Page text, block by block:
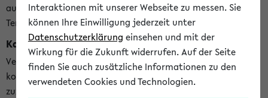
auswählen möchten. Bitte beachten Sie auch die weiteren
Termine imKalender der Lehrplanung
Kalenderintegration
Verwenden Sie die folgende Adresse, um mit einer
kompatiblen Kalenderanwendung auf die Vorlesungszeiten
zuzugreifen (nähere Informationen
finden Sie hier
Interaktionen mit unserer Webseite zu messen. Sie
können Ihre Einwilligung jederzeit unter
Datenschutzerklärung einsehen und mit der
Wirkung für die Zukunft widerrufen. Auf der Seite
finden Sie auch zusätzliche Informationen zu den
verwendeten Cookies und Technologien.